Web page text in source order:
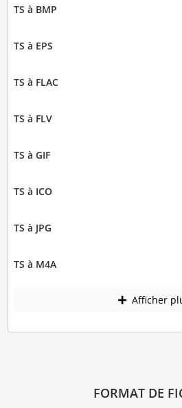
TS à BMP
TS à EPS
TS à FLAC
TS à FLV
TS à GIF
TS à ICO
TS à JPG
TS à M4A
Afficher
FORMAT DE